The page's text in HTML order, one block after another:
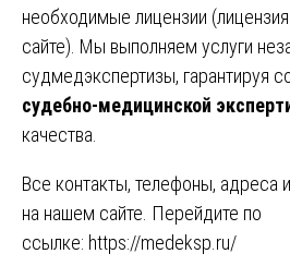
необходимые лицензии
сайте). Мы выполняем услуги
судмедэкспертизы, гарантируя
судебно-медицинской
качества.
Все контакты, телефоны, адреса
на нашем сайте. Перейдите по
ссылке: https://medeksp.ru/